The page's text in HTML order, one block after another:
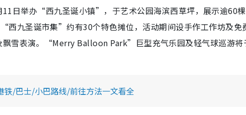
圣诞市集
圣诞市集
日举办“西九圣诞小镇”，于艺术公园海滨西草坪，展示逾60
西九圣诞市集”约有30个特色摊位，活动期间设手作工作坊及免
飘雪表演。“Merry Balloon Park”巨型充气乐园及轻气球巡游将
铁/巴士/小巴路线/前往方法一文看全